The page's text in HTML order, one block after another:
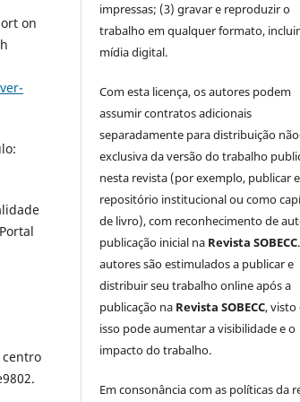
on
centro
impressas; (3) gravar e reproduzir o
trabalho em qualquer formato,
mídia digital.
Com esta licença, os autores podem
assumir contratos adicionais
separadamente para distribuição
exclusiva da versão do trabalho
nesta revista (por exemplo, publicar
repositório institucional ou como
de livro), com reconhecimento de
publicação inicial na Revista SOBECC
autores são estimulados a publicar e
distribuir seu trabalho online após a
publicação na Revista SOBECC, visto
isso pode aumentar a visibilidade e o
impacto do trabalho.
Em consonância com as políticas da